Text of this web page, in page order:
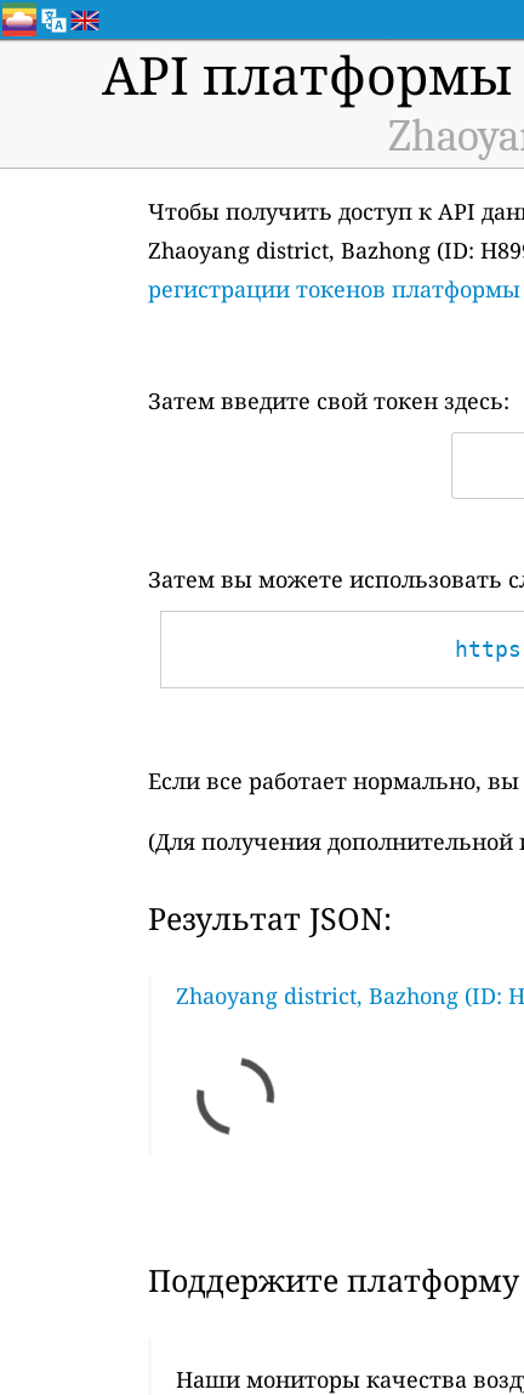
API платформы
Чтобы получить доступ к API
Zhaoyang district, Bazhong (ID:
регистрации токенов
Затем введите свой токен здесь:
Затем вы можете использовать
Если все работает нормально,
(Для получения
Результат JSON:
Zhaoyang district, Bazhong (ID:
Поддержите платформу
Наши мониторы качества